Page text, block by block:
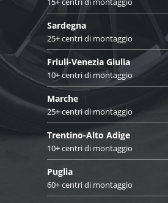
Sardegna
25+ centri di montaggio
Friuli-Venezia Giulia
10+ centri di montaggio
Marche
25+ centri di montaggio
Trentino-Alto Adige
10+ centri di montaggio
Puglia
60+ centri di montaggio